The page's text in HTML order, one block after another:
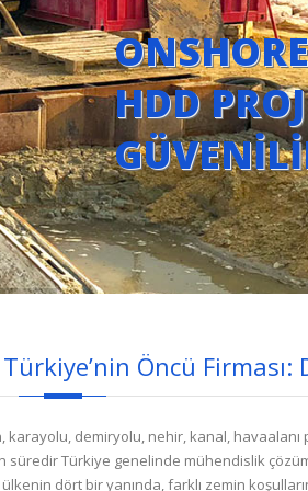
HDD
Öncü Firması:
demiryolu, nehir, kanal,
süredir Türkiye genelinde mühendislik
dört bir yanında, farklı zemin